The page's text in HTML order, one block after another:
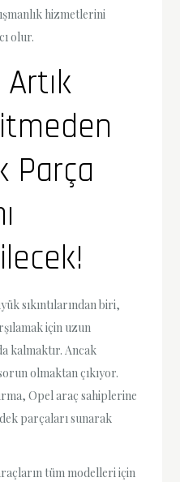
hizmetlerini
olur.
Parça
sıkıntılarından biri,
için uzun
kalmaktır. Ancak
olmaktan çıkıyor.
Opel araç sahiplerine
parçaları sunarak
tüm modelleri için